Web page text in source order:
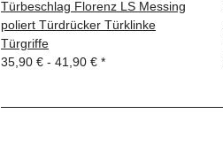
Türbeschlag Florenz LS Messing
poliert Türdrücker Türklinke
Türgriffe
35,90 € - 41,90 € *